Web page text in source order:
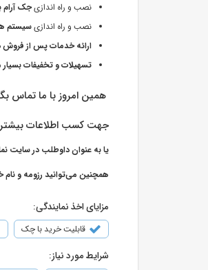
نصب و راه اندازیجک آرام
نصب و راه اندازیسیستم
ارائه خدمات پس از فروش
تسهیلات و تخفیفات
همین امروز با ما تماس
جهت کسب اطلاعات
یا به عنوان داوطلب در سایت
همچنین می‌توانید رزومه و نام
مزایای اخذ نمایندگی:
قابلیت خرید با چک
شرایط مورد نیاز: